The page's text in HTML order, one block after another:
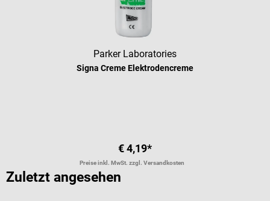
Parker Laboratories
Signa Creme Elektrodencreme
€ 4,19*
Preise inkl. MwSt. zzgl. Versandkosten
Zuletzt angesehen